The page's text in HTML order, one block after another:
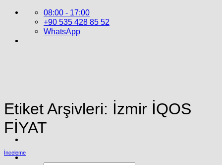
İçeriğe
08:00 - 17:00
+90 535 428 85 52
WhatsApp
Etiket Arşivleri: İzmir İQOS
FİYAT
İnceleme